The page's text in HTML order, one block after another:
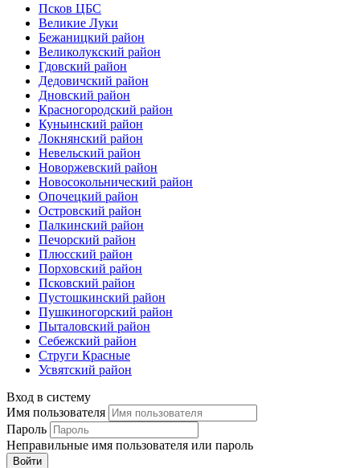
Псков ЦБС
Великие Луки
Бежаницкий район
Великолукский район
Гдовский район
Дедовичский район
Дновский район
Красногородский район
Куньинский район
Локнянский район
Невельский район
Новоржевский район
Новосокольнический район
Опочецкий район
Островский район
Палкинский район
Печорский район
Плюсский район
Порховский район
Псковский район
Пустошкинский район
Пушкиногорский район
Пыталовский район
Себежский район
Струги Красные
Усвятский район
Вход в систему
Имя пользователя
Пароль
Неправильные имя пользователя или пароль
Войти